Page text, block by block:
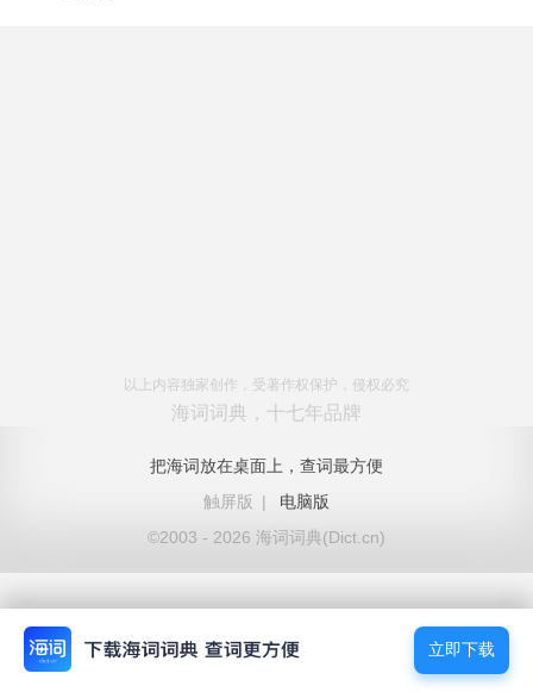
以上内容独家创作，受著作权保护，侵权必究
海词词典，十七年品牌
把海词放在桌面上，查词最方便
触屏版
|
电脑版
©2003 - 2026 海词词典(Dict.cn)
立即下载
立即下载